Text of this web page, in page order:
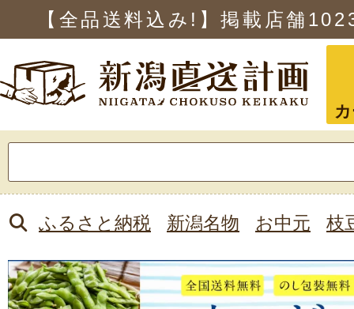
【全品送料込み!】掲載店舗
索:
ふるさと納税 新潟名物 お中元 枝